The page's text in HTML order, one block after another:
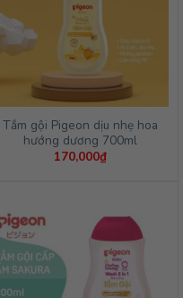
Tắm gội Pigeon dịu nhẹ hoa
hướng dương 700ml
170,000₫